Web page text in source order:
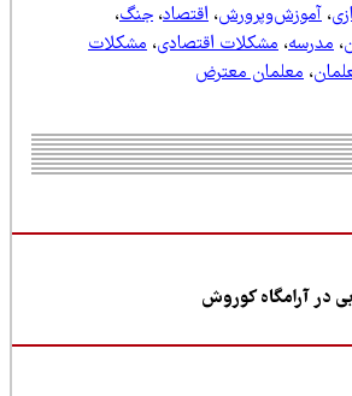
،اقتصاد،جنگ
،مشکلات اقتصادی،مشکلات
،معلمان معترض
آرامگاه کوروش